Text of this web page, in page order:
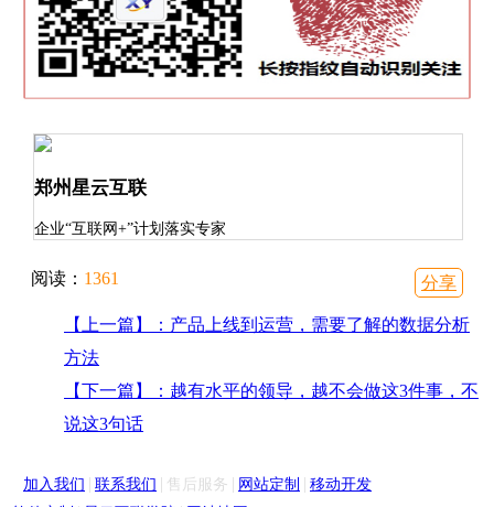
郑州星云互联
企业“互联网+”计划落实专家
阅读： 1361 分享
【上一篇】：产品上线到运营，需要了解的数据分析
方法
【下一篇】：越有水平的领导，越不会做这3件事，不
说这3句话
加入我们 | 联系我们 | 售后服务 | 网站定制 | 移动开发